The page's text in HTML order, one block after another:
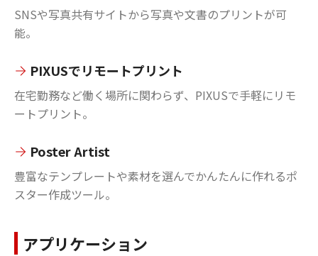
SNSや写真共有サイトから写真や文書のプリントが可
能。
PIXUSでリモートプリント
在宅勤務など働く場所に関わらず、PIXUSで手軽にリモ
ートプリント。
Poster Artist
豊富なテンプレートや素材を選んでかんたんに作れるポ
スター作成ツール。
アプリケーション